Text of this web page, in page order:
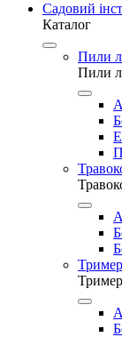
Садовий
Каталог
Пили
Пили